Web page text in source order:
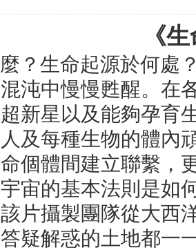
《
？生命起源於何處
沌中慢慢甦醒。在
新星以及能夠孕育
及每種生物的體
個體間建立聯繫，
宙的基本法則是如
片攝製團隊從大西
疑解惑的土地都一